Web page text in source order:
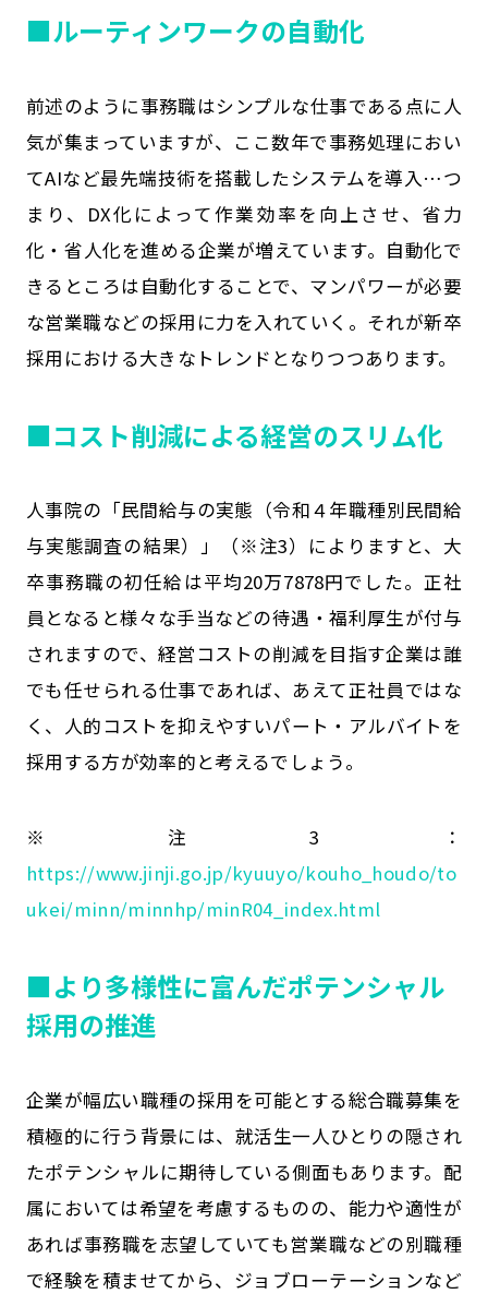
■ルーティンワークの自動化
前述のように事務職はシンプルな仕事である点に人
気が集まっていますが、ここ数年で事務処理におい
てAIなど最先端技術を搭載したシステムを導入…つ
まり、DX化によって作業効率を向上させ、省力
化・省人化を進める企業が増えています。自動化で
きるところは自動化することで、マンパワーが必要
な営業職などの採用に力を入れていく。それが新卒
採用における大きなトレンドとなりつつあります。
■コスト削減による経営のスリム化
人事院の「民間給与の実態（令和４年職種別民間給
与実態調査の結果）」（※注3）によりますと、大
卒事務職の初任給は平均20万7878円でした。正社
員となると様々な手当などの待遇・福利厚生が付与
されますので、経営コストの削減を目指す企業は誰
でも任せられる仕事であれば、あえて正社員ではな
く、人的コストを抑えやすいパート・アルバイトを
採用する方が効率的と考えるでしょう。
※注3：
https://www.jinji.go.jp/kyuuyo/kouho_houdo/to
ukei/minn/minnhp/minR04_index.html
■より多様性に富んだポテンシャル
採用の推進
企業が幅広い職種の採用を可能とする総合職募集を
積極的に行う背景には、就活生一人ひとりの隠され
たポテンシャルに期待している側面もあります。配
属においては希望を考慮するものの、能力や適性が
あれば事務職を志望していても営業職などの別職種
で経験を積ませてから、ジョブローテーションなど